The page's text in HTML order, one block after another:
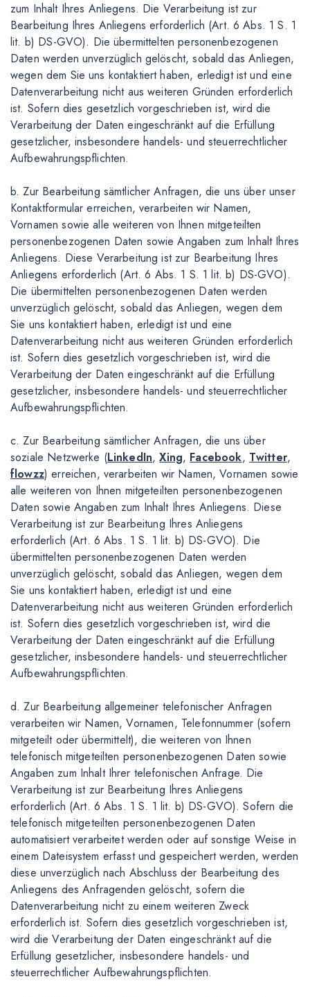
zum Inhalt Ihres Anliegens. Die Verarbeitung ist zur
Bearbeitung Ihres Anliegens erforderlich (Art. 6 Abs. 1 S. 1
lit. b) DS-GVO). Die übermittelten personenbezogenen
Daten werden unverzüglich gelöscht, sobald das Anliegen,
wegen dem Sie uns kontaktiert haben, erledigt ist und eine
Datenverarbeitung nicht aus weiteren Gründen erforderlich
ist. Sofern dies gesetzlich vorgeschrieben ist, wird die
Verarbeitung der Daten eingeschränkt auf die Erfüllung
gesetzlicher, insbesondere handels- und steuerrechtlicher
Aufbewahrungspflichten.
b. Zur Bearbeitung sämtlicher Anfragen, die uns über unser
Kontaktformular erreichen, verarbeiten wir Namen,
Vornamen sowie alle weiteren von Ihnen mitgeteilten
personenbezogenen Daten sowie Angaben zum Inhalt Ihres
Anliegens. Diese Verarbeitung ist zur Bearbeitung Ihres
Anliegens erforderlich (Art. 6 Abs. 1 S. 1 lit. b) DS-GVO).
Die übermittelten personenbezogenen Daten werden
unverzüglich gelöscht, sobald das Anliegen, wegen dem
Sie uns kontaktiert haben, erledigt ist und eine
Datenverarbeitung nicht aus weiteren Gründen erforderlich
ist. Sofern dies gesetzlich vorgeschrieben ist, wird die
Verarbeitung der Daten eingeschränkt auf die Erfüllung
gesetzlicher, insbesondere handels- und steuerrechtlicher
Aufbewahrungspflichten.
c. Zur Bearbeitung sämtlicher Anfragen, die uns über
soziale Netzwerke (LinkedIn,Xing, Facebook, Twitter,
flowzz) erreichen, verarbeiten wir Namen, Vornamen sowie
alle weiteren von Ihnen mitgeteilten personenbezogenen
Daten sowie Angaben zum Inhalt Ihres Anliegens. Diese
Verarbeitung ist zur Bearbeitung Ihres Anliegens
erforderlich (Art. 6 Abs. 1 S. 1 lit. b) DS-GVO). Die
übermittelten personenbezogenen Daten werden
unverzüglich gelöscht, sobald das Anliegen, wegen dem
Sie uns kontaktiert haben, erledigt ist und eine
Datenverarbeitung nicht aus weiteren Gründen erforderlich
ist. Sofern dies gesetzlich vorgeschrieben ist, wird die
Verarbeitung der Daten eingeschränkt auf die Erfüllung
gesetzlicher, insbesondere handels- und steuerrechtlicher
Aufbewahrungspflichten.
d. Zur Bearbeitung allgemeiner telefonischer Anfragen
verarbeiten wir Namen, Vornamen, Telefonnummer (sofern
mitgeteilt oder übermittelt), die weiteren von Ihnen
telefonisch mitgeteilten personenbezogenen Daten sowie
Angaben zum Inhalt Ihrer telefonischen Anfrage. Die
Verarbeitung ist zur Bearbeitung Ihres Anliegens
erforderlich (Art. 6 Abs. 1 S. 1 lit. b) DS-GVO). Sofern die
telefonisch mitgeteilten personenbezogenen Daten
automatisiert verarbeitet werden oder auf sonstige Weise in
einem Dateisystem erfasst und gespeichert werden, werden
diese unverzüglich nach Abschluss der Bearbeitung des
Anliegens des Anfragenden gelöscht, sofern die
Datenverarbeitung nicht zu einem weiteren Zweck
erforderlich ist. Sofern dies gesetzlich vorgeschrieben ist,
wird die Verarbeitung der Daten eingeschränkt auf die
Erfüllung gesetzlicher, insbesondere handels- und
steuerrechtlicher Aufbewahrungspflichten.